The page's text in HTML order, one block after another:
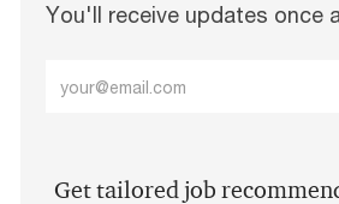
You'll receive updates once
(Required)
Get tailored job